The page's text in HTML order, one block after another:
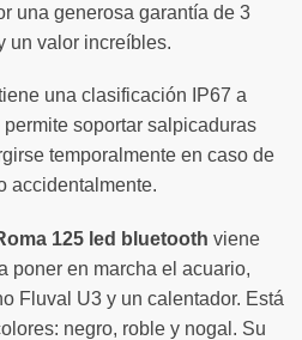
una generosa garantía de 3
un valor increíbles.
una clasificación IP67 a
soportar salpicaduras
temporalmente en caso de
accidentalmente.
125 led bluetooth viene
poner en marcha el acuario,
Fluval U3 y un calentador. Está
negro, roble y nogal. Su